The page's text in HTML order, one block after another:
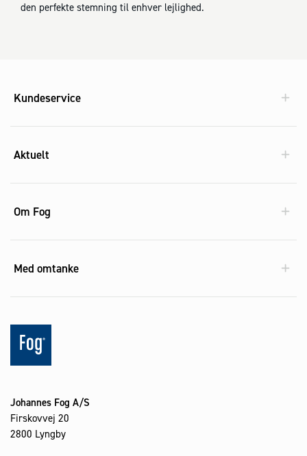
den perfekte stemning til enhver lejlighed.
Kundeservice
Aktuelt
Om Fog
Med omtanke
Johannes Fog A/S
Firskovvej 20
2800 Lyngby